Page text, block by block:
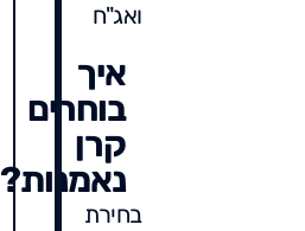
ואג"ח
איך
בוחרים
קרן
נאמנות?
בחירת